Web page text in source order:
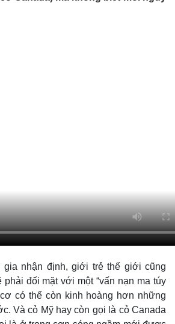
gia nhận định, giới trẻ thế giới cũng
đối mặt với một “vấn nạn ma túy
có thể còn kinh hoàng hơn những
Và cỏ Mỹ hay còn gọi là cỏ Canada